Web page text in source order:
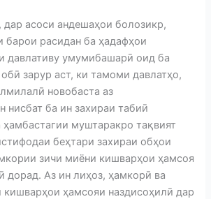
асоси андешаҳои болозикр,
барои расидан ба ҳадафҳои
давлативу умумибашарӣ оид ба
зарур аст, ки тамоми давлатҳо,
новобаста аз
нисбат ба ин захираи табиӣ
муштаракро тақвият
беҳтари захираи обҳои
зичи миёни кишварҳои ҳамсоя
дорад. Аз ин лиҳоз, ҳамкорӣ ва
кишварҳои ҳамсояи наздисоҳилӣ дар